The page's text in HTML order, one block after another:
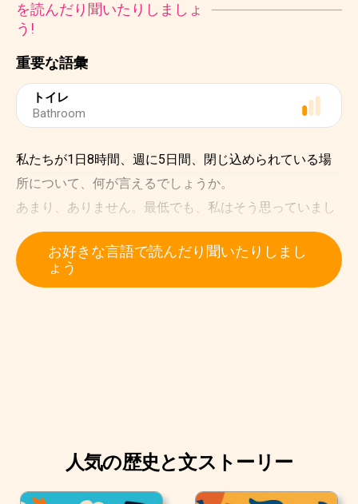
重要な語彙
トイレ
Bathroom
を読んだり聞いたりしましょ
う!
私たちが1日8時間、週に5日間、閉じ込められている場
所について、何が言えるでしょうか。
あまり、ありません。最低でも、私はそう思っていまし
た。
ある点では、学校は楽しい所です。 親友と出会い、生涯
にわたって助けとなる、新しいことを学びます。
お好きな言語で読んだり聞いたりしまし
ょう
人気の歴史と文ストーリー